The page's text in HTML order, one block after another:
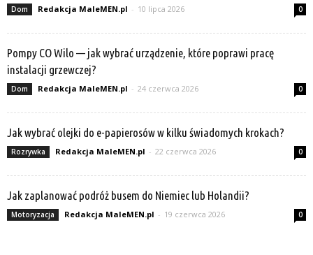
Dom Redakcja MaleMEN.pl - 10 lipca 2026 0
Pompy CO Wilo — jak wybrać urządzenie, które poprawi pracę
instalacji grzewczej?
Dom Redakcja MaleMEN.pl - 24 czerwca 2026 0
Jak wybrać olejki do e-papierosów w kilku świadomych krokach?
Rozrywka Redakcja MaleMEN.pl - 22 czerwca 2026 0
Jak zaplanować podróż busem do Niemiec lub Holandii?
Motoryzacja Redakcja MaleMEN.pl - 19 czerwca 2026 0